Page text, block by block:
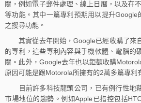
關，例如電子郵件處理、線上日曆，以及在
等功能。其中一篇專利預期用以提升Google
之搜尋功能。
其實從去年開始，Google已經收購了來
的專利，這些專利內容與手機軟體、電腦的
關。此外，Google去年也以鉅額收購
原因可能是跟Motorola所擁有的2萬多篇專利
目前許多科技龍頭公司，已有例行性地
市場地位的趨勢。例如Apple已指控包括